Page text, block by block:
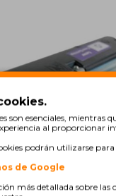
son esenciales, mientras
al proporcionar
podrán utilizarse
de Google
más detallada sobre las